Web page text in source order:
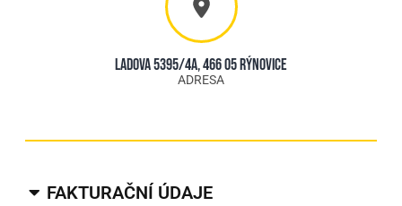
Ladova 5395/4A, 466 05 Rýnovice
ADRESA
FAKTURAČNÍ ÚDAJE